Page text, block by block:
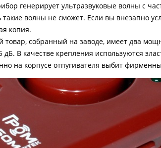
генерирует ультразвуковые волны с
такие волны не сможет. Если вы внезапно
копия.
товар, собранный на заводе, имеет два
дБ. В качестве крепления используются
на корпусе отпугивателя выбит